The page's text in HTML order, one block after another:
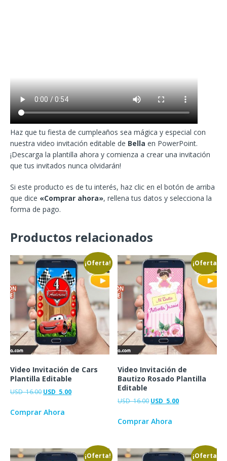
Haz que tu fiesta de cumpleaños sea mágica y especial con
nuestra video invitación editable de Bella en PowerPoint.
¡Descarga la plantilla ahora y comienza a crear una invitación
que tus invitados nunca olvidarán!
Si este producto es de tu interés, haz clic en el botón de arriba
que dice «Comprar ahora», rellena tus datos y selecciona la
forma de pago.
Productos relacionados
¡Oferta!
Video Invitación de Cars
Plantilla Editable
USD16.00 USD 5.00
Comprar Ahora
¡Oferta!
Video Invitación de
Bautizo Rosado Plantilla
Editable
USD16.00 USD 5.00
Comprar Ahora
¡Oferta! ¡Oferta!